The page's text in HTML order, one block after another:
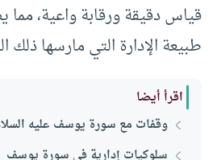
قياس دقيقة ورقابة واعية، مما
طبيعة الإدارة التي مارسها ذلك
اقرأ أيضا
وقفات مع سورة يوسف عليه
سلوكيات إدارية في سورة يوسف